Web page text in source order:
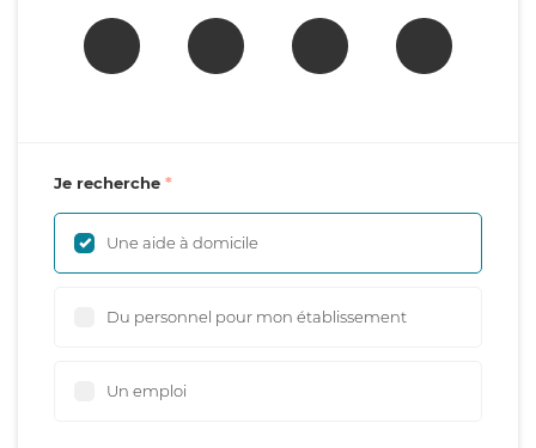
Je recherche
Une aide à domicile
Du personnel pour mon établissement
Un emploi